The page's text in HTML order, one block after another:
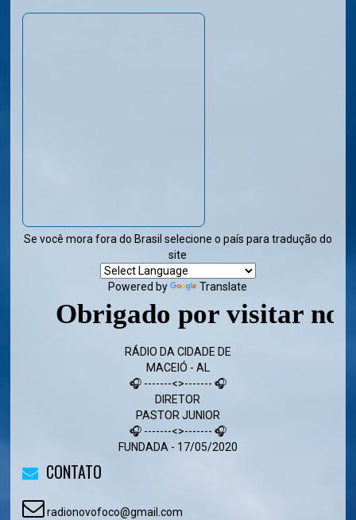
Se você mora fora do Brasil selecione o país para tradução do
site
Powered by Translate
Obrigado por visitar
RÁDIO DA CIDADE DE
MACEIÓ - AL
🎧 -------<>------- 🎧
DIRETOR
PASTOR JUNIOR
🎧 -------<>------- 🎧
FUNDADA - 17/05/2020
CONTATO
radionovofoco@gmail.com